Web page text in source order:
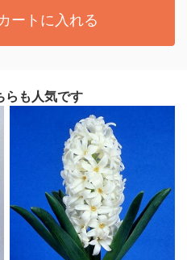
ートに入れる
らも人気です